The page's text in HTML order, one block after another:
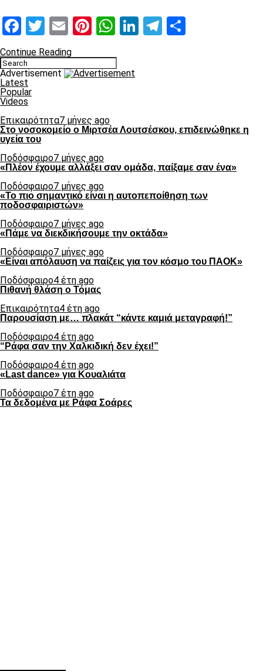
Facebook
Twitter
EmailPinterest
WhatsApp
LinkedIn
Telegram
Continue Reading
Advertisement
Latest
Popular
Videos
Επικαιρότητα7 μήνες ago
Στο νοσοκομείο ο Μιρτσέα Λουτσέσκου, επιδεινώθηκε η
υγεία του
Ποδόσφαιρο7 μήνες ago
«Πλέον έχουμε αλλάξει σαν ομάδα, παίξαμε σαν ένα»
Ποδόσφαιρο7 μήνες ago
«Το πιο σημαντικό είναι η αυτοπεποίθηση των
ποδοσφαιριστών»
Ποδόσφαιρο7 μήνες ago
«Πάμε να διεκδικήσουμε την οκτάδα»
Ποδόσφαιρο7 μήνες ago
«Είναι απόλαυση να παίζεις για τον κόσμο του ΠΑΟΚ»
Ποδόσφαιρο4 έτη ago
Πιθανή θλάση ο Τόμας
Επικαιρότητα4 έτη ago
Παρουσίαση με… πλακάτ “κάντε καμιά μεταγραφή!”
Ποδόσφαιρο4 έτη ago
“Ράφα σαν την Χαλκιδική δεν έχει!”
Ποδόσφαιρο4 έτη ago
«Last dance» για Κουαλιάτα
Ποδόσφαιρο7 έτη ago
Τα δεδομένα με Ράφα Σοάρες